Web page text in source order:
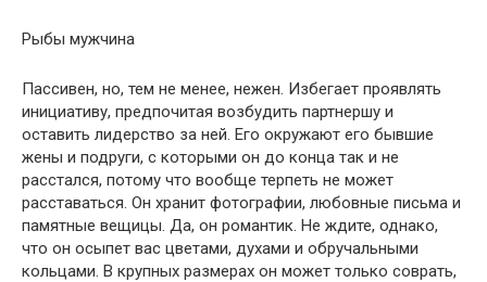
Рыбы мужчина
Пассивен, но, тем не менее, нежен. Избегает проявлять
инициативу, предпочитая возбудить партнершу и
оставить лидерство за ней. Его окружают его бывшие
жены и подруги, с которыми он до конца так и не
расстался, потому что вообще терпеть не может
расставаться. Он хранит фотографии, любовные письма и
памятные вещицы. Да, он романтик. Не ждите, однако,
что он осыпет вас цветами, духами и обручальными
кольцами. В крупных размерах он может только соврать,